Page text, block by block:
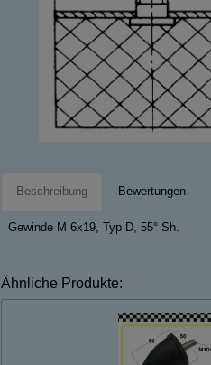
Beschreibung Bewertungen
Gewinde M 6x19, Typ D, 55° Sh.
Ähnliche Produkte: